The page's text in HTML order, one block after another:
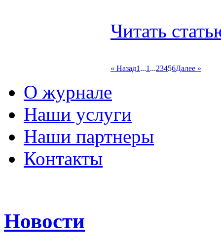
Читать
« Назад1 ...1 ...23456Далее »
О журнале
Наши услуги
Наши партнеры
Контакты
Новости